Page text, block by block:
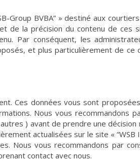
Group BVBA” » destiné aux
la précision du contenu de ces
Par conséquent, les
et plus particulièrement de ce
Ces données vous sont
Nous vous recommandons
) avant de prendre une
actualisées sur le site « “WSB
Nous vous recommandons par
contact avec nous.